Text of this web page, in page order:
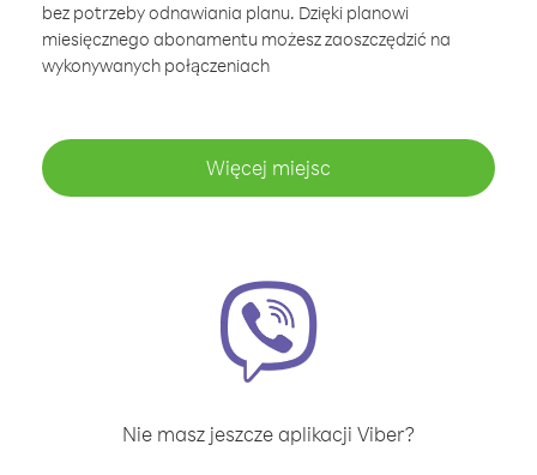
bez potrzeby odnawiania planu. Dzięki planowi
miesięcznego abonamentu możesz zaoszczędzić na
wykonywanych połączeniach
Więcej miejsc
Nie masz jeszcze aplikacji Viber?